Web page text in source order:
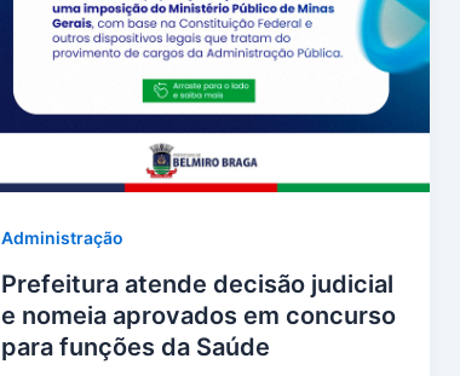
Administração
Prefeitura atende decisão judicial
e nomeia aprovados em concurso
para funções da Saúde